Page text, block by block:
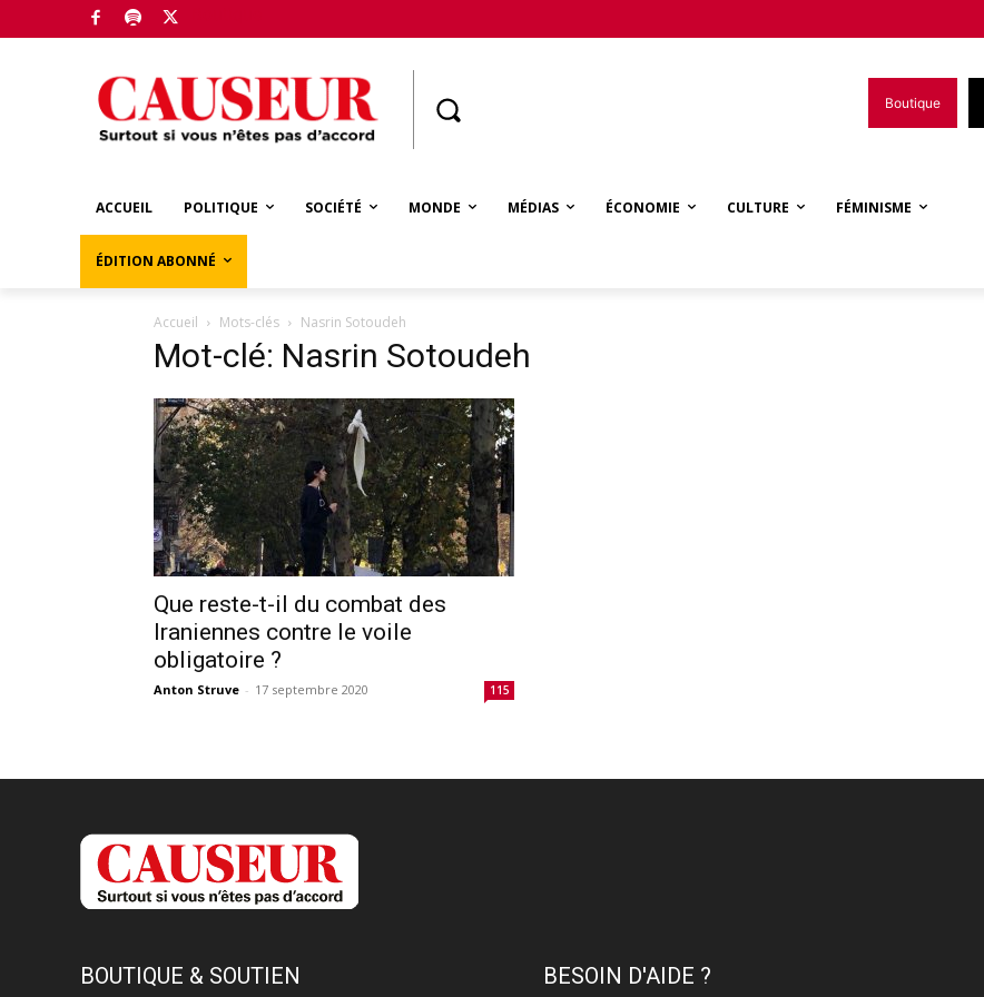
Boutique
ACCUEIL POLITIQUE SOCIÉTÉ MONDE MÉDIAS ÉCONOMIE CULTURE FÉMINISME
ÉDITION ABONNÉ
Accueil Mots-clés Nasrin Sotoudeh
Mot-clé: Nasrin Sotoudeh
Que reste-t-il du combat des
Iraniennes contre le voile
obligatoire ?
Anton Struve - 17 septembre 2020 115
BOUTIQUE & SOUTIEN BESOIN D'AIDE ?